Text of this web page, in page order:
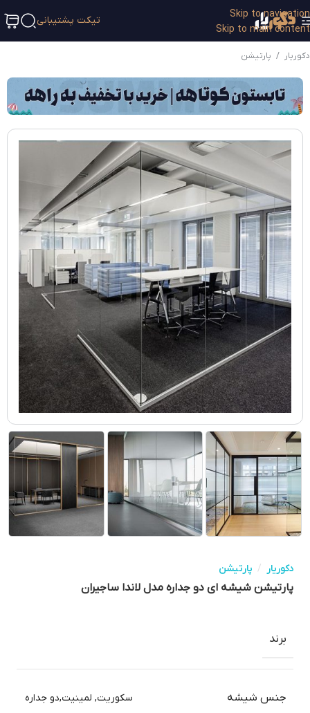
Skip to navigation
Skip to main content
تیکت پشتیبانی
دکوریار / پارتیشن
دکوریار / پارتیشن
پارتیشن شیشه ای دو جداره مدل لاندا ساجیران
برند
جنس شیشه سکوریت, لمینیت,دو جداره